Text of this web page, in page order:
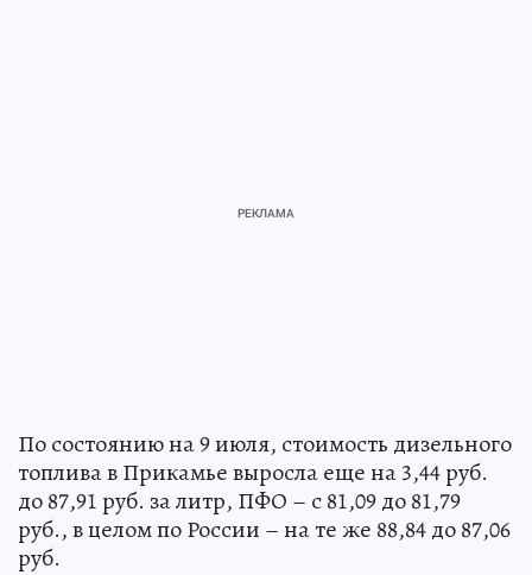
По состоянию на 9 июля, стоимость дизельного
топлива в Прикамье выросла еще на 3,44 руб.
до 87,91 руб. за литр, ПФО – с 81,09 до 81,79
руб., в целом по России – на те же 88,84 до 87,06
руб.